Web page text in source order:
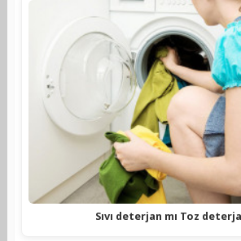
Sıvı deterjan mı Toz